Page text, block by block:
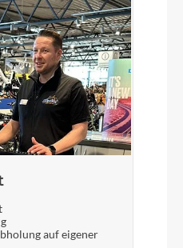
Seatpost
Lite 6061
auf eigener